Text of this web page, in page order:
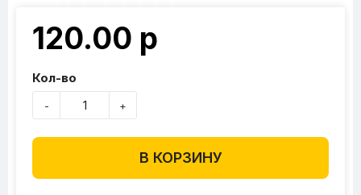
120.00 р
Кол-во
- +
В КОРЗИНУ